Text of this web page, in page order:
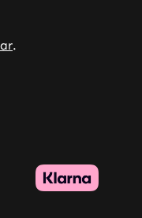
.
in neuem Tab
öffnet in neuem
– öffnet in
in neuem Tab